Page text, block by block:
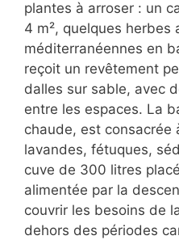
plantes à arroser : un
4 m², quelques herbes
méditerranéennes en
reçoit un revêtement
dalles sur sable, avec
entre les espaces. La
chaude, est consacrée
lavandes, fétuques,
cuve de 300 litres
alimentée par la
couvrir les besoins de
dehors des périodes